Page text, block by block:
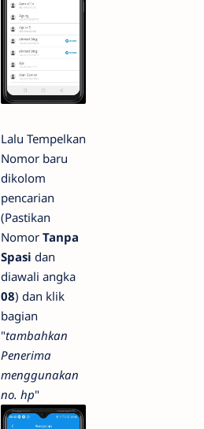
Lalu Tempelkan
Nomor baru
dikolom
pencarian
(Pastikan
Nomor Tanpa
Spasi dan
diawali angka
08) dan klik
bagian
"tambahkan
Penerima
menggunakan
no. hp"